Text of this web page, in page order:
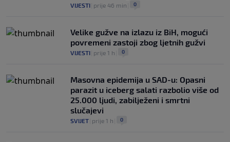
VIJESTI prije 46 min 0
Velike gužve na izlazu iz BiH, mogući
povremeni zastoji zbog ljetnih gužvi
VIJESTI prije 1 h 0
Masovna epidemija u SAD-u: Opasni
parazit u iceberg salati razbolio više od
25.000 ljudi, zabilježeni i smrtni
slučajevi
SVIJET prije 1 h 0